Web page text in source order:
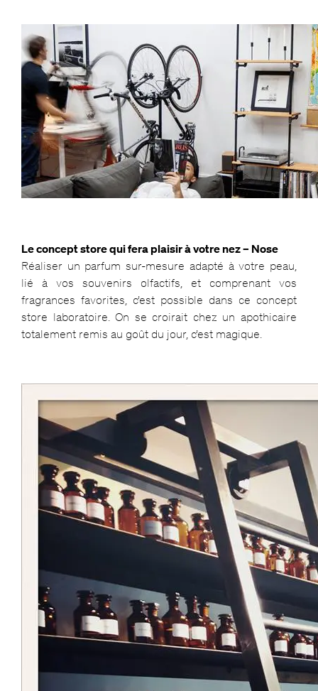
Le concept store qui fera plaisir à votre nez – Nose
Réaliser un parfum sur-mesure adapté à votre peau,
lié à vos souvenirs olfactifs, et comprenant vos
fragrances favorites, c’est possible dans ce concept
store laboratoire. On se croirait chez un apothicaire
totalement remis au goût du jour, c’est magique.